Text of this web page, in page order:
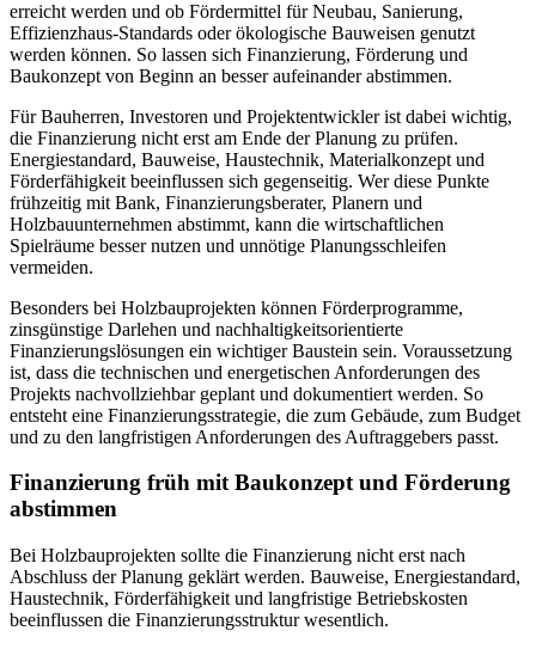
erreicht werden und ob Fördermittel für Neubau, Sanierung,
Effizienzhaus-Standards oder ökologische Bauweisen genutzt
werden können. So lassen sich Finanzierung, Förderung und
Baukonzept von Beginn an besser aufeinander abstimmen.
Für Bauherren, Investoren und Projektentwickler ist dabei wichtig,
die Finanzierung nicht erst am Ende der Planung zu prüfen.
Energiestandard, Bauweise, Haustechnik, Materialkonzept und
Förderfähigkeit beeinflussen sich gegenseitig. Wer diese Punkte
frühzeitig mit Bank, Finanzierungsberater, Planern und
Holzbauunternehmen abstimmt, kann die wirtschaftlichen
Spielräume besser nutzen und unnötige Planungsschleifen
vermeiden.
Besonders bei Holzbauprojekten können Förderprogramme,
zinsgünstige Darlehen und nachhaltigkeitsorientierte
Finanzierungslösungen ein wichtiger Baustein sein. Voraussetzung
ist, dass die technischen und energetischen Anforderungen des
Projekts nachvollziehbar geplant und dokumentiert werden. So
entsteht eine Finanzierungsstrategie, die zum Gebäude, zum Budget
und zu den langfristigen Anforderungen des Auftraggebers passt.
Finanzierung früh mit Baukonzept und Förderung
abstimmen
Bei Holzbauprojekten sollte die Finanzierung nicht erst nach
Abschluss der Planung geklärt werden. Bauweise, Energiestandard,
Haustechnik, Förderfähigkeit und langfristige Betriebskosten
beeinflussen die Finanzierungsstruktur wesentlich.